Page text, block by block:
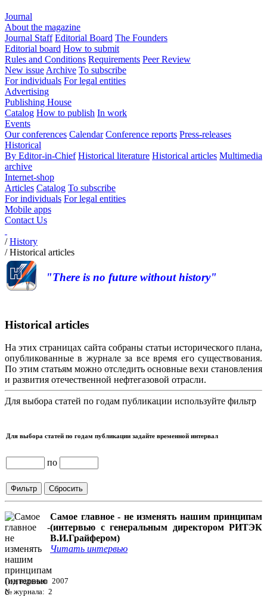
Journal
About the magazine
Journal Staff Editorial Board The Founders
Editorial board How to submit
Rules and Conditions Requirements Peer Review
New issue Archive To subscribe
For individuals For legal entities
Advertising
Publishing House
Catalog How to publish In work
Events
Our conferences Calendar Conference reports Press-releases
Historical
By Editor-in-Chief Historical literature Historical articles Multimedia
archive
Internet-shop
Articles Catalog To subscribe
For individuals For legal entities
Mobile apps
Contact Us
/History
/Historical articles
"There is no future without history"
Historical articles
На этих страницах сайта собраны статьи исторического плана,
опубликованные в журнале за все время его существования.
По этим статьям можно отследить основные вехи становления
и развития отечественной нефтегазовой отрасли.
Для выбора статей по годам публикации используйте фильтр
Для выбора статей по годам публикации задайте временной интервал
по
Самое главное - не изменять нашим принципам
(интервью с генеральным директором РИТЭК
В.И.Грайфером)
Читать интервью
Год издания: 2007
№ журнала: 2